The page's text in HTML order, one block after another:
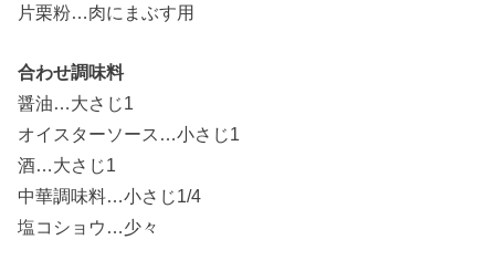
片栗粉…肉にまぶす用
合わせ調味料
醤油…大さじ1
オイスターソース…小さじ1
酒…大さじ1
中華調味料…小さじ1/4
塩コショウ…少々